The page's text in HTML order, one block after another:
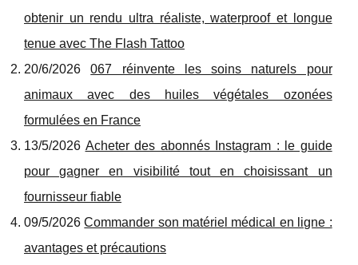
obtenir un rendu ultra réaliste, waterproof et longue
tenue avec The Flash Tattoo
20/6/2026067 réinvente les soins naturels pour
animaux avec des huiles végétales ozonées
formulées en France
13/5/2026 Acheter des abonnés Instagram : le guide
pour gagner en visibilité tout en choisissant un
fournisseur fiable
09/5/2026Commander son matériel médical en ligne :
avantages et précautions